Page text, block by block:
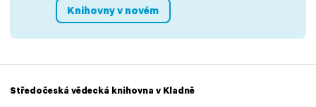
Knihovny v novém
Středočeská vědecká knihovna v Kladně